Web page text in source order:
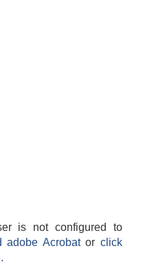
is not configured to
adobe Acrobatorclick